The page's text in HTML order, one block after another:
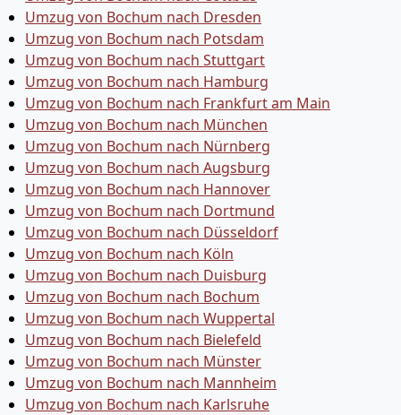
Umzug von Bochum nach Dresden
Umzug von Bochum nach Potsdam
Umzug von Bochum nach Stuttgart
Umzug von Bochum nach Hamburg
Umzug von Bochum nach Frankfurt am Main
Umzug von Bochum nach München
Umzug von Bochum nach Nürnberg
Umzug von Bochum nach Augsburg
Umzug von Bochum nach Hannover
Umzug von Bochum nach Dortmund
Umzug von Bochum nach Düsseldorf
Umzug von Bochum nach Köln
Umzug von Bochum nach Duisburg
Umzug von Bochum nach Bochum
Umzug von Bochum nach Wuppertal
Umzug von Bochum nach Bielefeld
Umzug von Bochum nach Münster
Umzug von Bochum nach Mannheim
Umzug von Bochum nach Karlsruhe